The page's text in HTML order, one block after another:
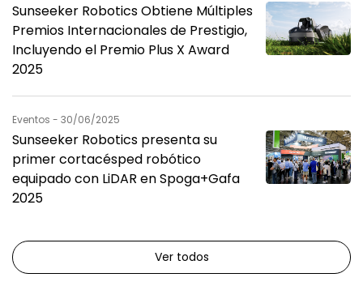
Sunseeker Robotics Obtiene Múltiples
Premios Internacionales de Prestigio,
Incluyendo el Premio Plus X Award
2025
Eventos - 30/06/2025
Sunseeker Robotics presenta su
primer cortacésped robótico
equipado con LiDAR en Spoga+Gafa
2025
Ver todos